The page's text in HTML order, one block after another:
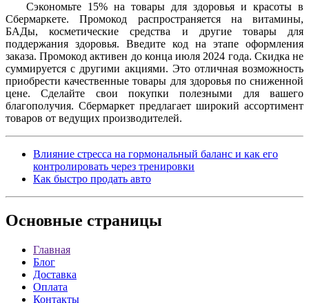
Сэкономьте 15% на товары для здоровья и красоты в
Сбермаркете. Промокод распространяется на витамины,
БАДы, косметические средства и другие товары для
поддержания здоровья. Введите код на этапе оформления
заказа. Промокод активен до конца июля 2024 года. Скидка не
суммируется с другими акциями. Это отличная возможность
приобрести качественные товары для здоровья по сниженной
цене. Сделайте свои покупки полезными для вашего
благополучия. Сбермаркет предлагает широкий ассортимент
товаров от ведущих производителей.
Влияние стресса на гормональный баланс и как его
контролировать через тренировки
Как быстро продать авто
Основные страницы
Главная
Блог
Доставка
Оплата
Контакты